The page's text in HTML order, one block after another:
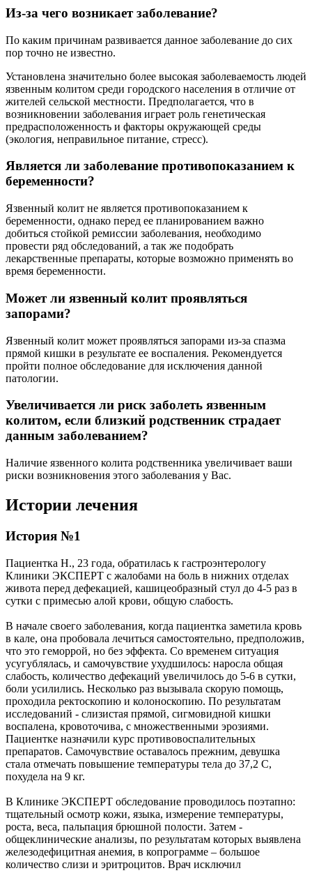
Из-за чего возникает заболевание?
По каким причинам развивается данное заболевание до сих
пор точно не известно.
Установлена значительно более высокая заболеваемость людей
язвенным колитом среди городского населения в отличие от
жителей сельской местности. Предполагается, что в
возникновении заболевания играет роль генетическая
предрасположенность и факторы окружающей среды
(экология, неправильное питание, стресс).
Является ли заболевание противопоказанием к
беременности?
Язвенный колит не является противопоказанием к
беременности, однако перед ее планированием важно
добиться стойкой ремиссии заболевания, необходимо
провести ряд обследований, а так же подобрать
лекарственные препараты, которые возможно применять во
время беременности.
Может ли язвенный колит проявляться
запорами?
Язвенный колит может проявляться запорами из-за спазма
прямой кишки в результате ее воспаления. Рекомендуется
пройти полное обследование для исключения данной
патологии.
Увеличивается ли риск заболеть язвенным
колитом, если близкий родственник страдает
данным заболеванием?
Наличие язвенного колита родственника увеличивает ваши
риски возникновения этого заболевания у Вас.
Истории лечения
История №1
Пациентка Н., 23 года, обратилась к гастроэнтерологу
Клиники ЭКСПЕРТ с жалобами на боль в нижних отделах
живота перед дефекацией, кашицеобразный стул до 4-5 раз в
сутки с примесью алой крови, общую слабость.
В начале своего заболевания, когда пациентка заметила кровь
в кале, она пробовала лечиться самостоятельно, предположив,
что это геморрой, но без эффекта. Со временем ситуация
усугублялась, и самочувствие ухудшилось: наросла общая
слабость, количество дефекаций увеличилось до 5-6 в сутки,
боли усилились. Несколько раз вызывала скорую помощь,
проходила ректоскопию и колоноскопию. По результатам
исследований - слизистая прямой, сигмовидной кишки
воспалена, кровоточива, с множественными эрозиями.
Пациентке назначили курс противовоспалительных
препаратов. Самочувствие оставалось прежним, девушка
стала отмечать повышение температуры тела до 37,2 С,
похудела на 9 кг.
В Клинике ЭКСПЕРТ обследование проводилось поэтапно:
тщательный осмотр кожи, языка, измерение температуры,
роста, веса, пальпация брюшной полости. Затем -
общеклинические анализы, по результатам которых выявлена
железодефицитная анемия, в копрограмме – большое
количество слизи и эритроцитов. Врач исключил